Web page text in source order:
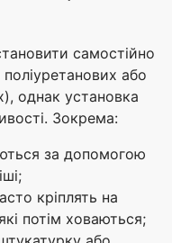
самостійно
або
однак установка
Зокрема:
за допомогою
кріплять на
потім ховаються;